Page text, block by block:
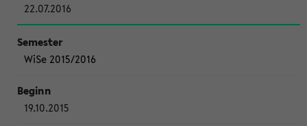
22.07.2016
WiSe 2015/2016
19.10.2015